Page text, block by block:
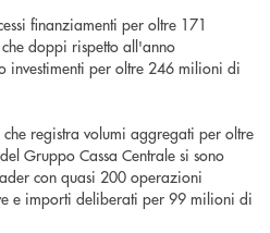
finanziamenti per oltre 171
doppi rispetto all'anno
investimenti per oltre 246 milioni di
registra volumi aggregati per oltre
Gruppo Cassa Centrale si sono
con quasi 200 operazioni
e importi deliberati per 99 milioni di